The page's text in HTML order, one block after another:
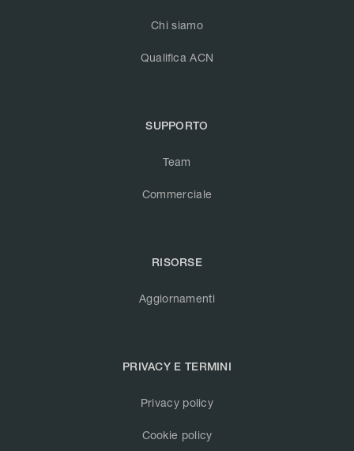
Chi siamo
Qualifica ACN
SUPPORTO
Team
Commerciale
RISORSE
Aggiornamenti
PRIVACY E TERMINI
Privacy policy
Cookie policy